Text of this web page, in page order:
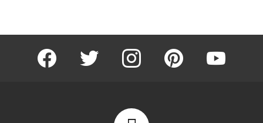
facebook twitter instagram pinterest youtube